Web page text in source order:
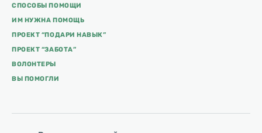
СПОСОБЫ ПОМОЩИ
ИМ НУЖНА ПОМОЩЬ
ПРОЕКТ “ПОДАРИ НАВЫК”
ПРОЕКТ “ЗАБОТА”
ВОЛОНТЕРЫ
ВЫ ПОМОГЛИ